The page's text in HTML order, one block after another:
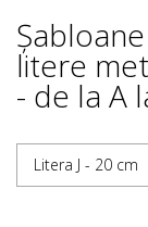
litere
- de la A
Litera J - 20 cm